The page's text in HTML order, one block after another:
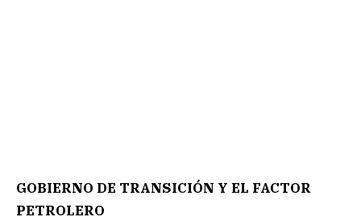
GOBIERNO DE TRANSICIÓN Y EL FACTOR
PETROLERO